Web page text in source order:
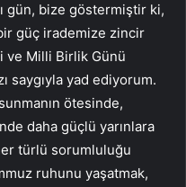
gün, bize göstermiştir ki,
güç irademize zincir
ve Milli Birlik Günü
saygıyla yad ediyorum.
ötesinde,
daha güçlü yarınlara
türlü sorumluluğu
ruhunu yaşatmak,